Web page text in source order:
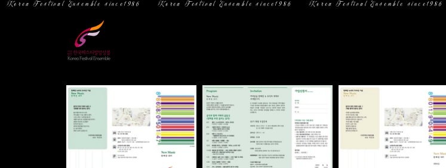
  Korea Festival Ensemble since1986